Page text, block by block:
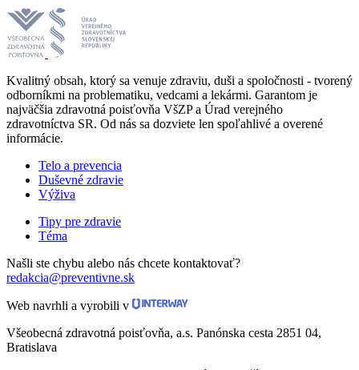
Kvalitný obsah, ktorý sa venuje zdraviu, duši a spoločnosti - tvorený
odborníkmi na problematiku, vedcami a lekármi. Garantom je
najväčšia zdravotná poisťovňa VšZP a Úrad verejného
zdravotníctva SR. Od nás sa dozviete len spoľahlivé a overené
informácie.
Telo a prevencia
Duševné zdravie
Výživa
Tipy pre zdravie
Téma
Našli ste chybu alebo nás chcete kontaktovať?
redakcia@preventivne.sk
Web navrhli a vyrobili v
Všeobecná zdravotná poisťovňa, a.s. Panónska cesta 2851 04,
Bratislava